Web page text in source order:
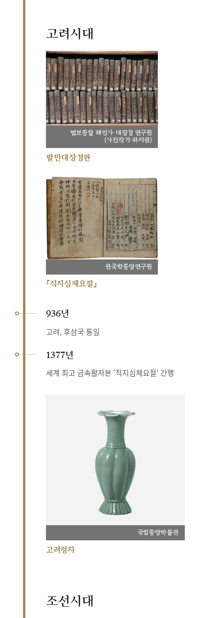
고려시대
법보종찰 해인사 대장경 연구원
(사진작가 하지권)
팔만대장경판
한국학중앙연구원
『직지심체요절』
936년
고려, 후삼국 통일
1377년
세계 최고 금속활자본 ‘직지심체요절’ 간행
국립중앙박물관
고려청자
조선시대